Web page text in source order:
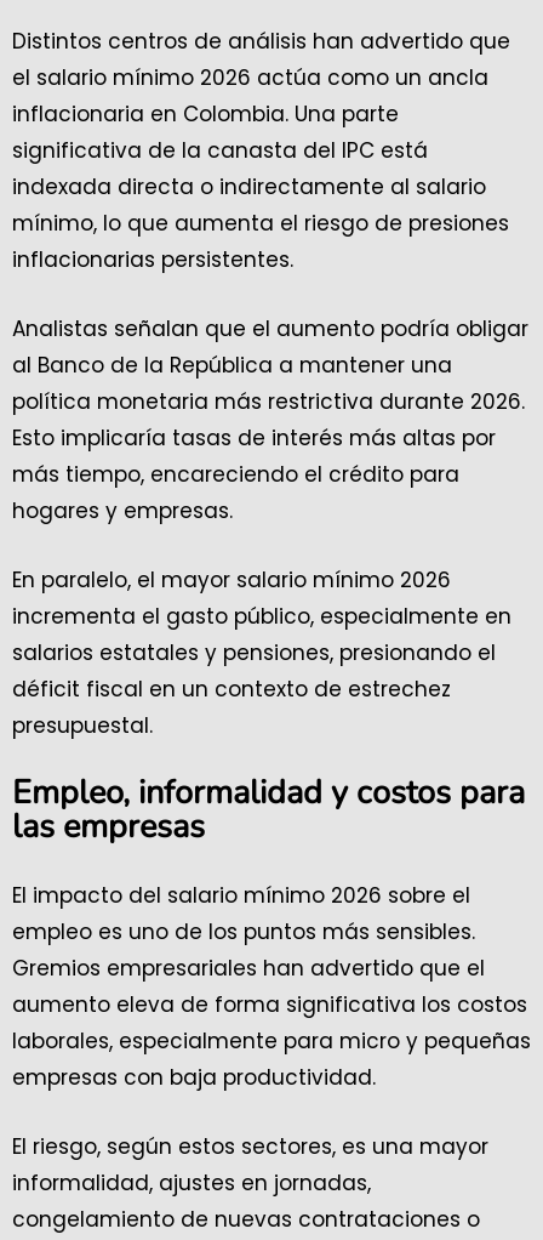
Distintos centros de análisis han advertido que
el salario mínimo 2026 actúa como un ancla
inflacionaria en Colombia. Una parte
significativa de la canasta del IPC está
indexada directa o indirectamente al salario
mínimo, lo que aumenta el riesgo de presiones
inflacionarias persistentes.
Analistas señalan que el aumento podría obligar
al Banco de la República a mantener una
política monetaria más restrictiva durante 2026.
Esto implicaría tasas de interés más altas por
más tiempo, encareciendo el crédito para
hogares y empresas.
En paralelo, el mayor salario mínimo 2026
incrementa el gasto público, especialmente en
salarios estatales y pensiones, presionando el
déficit fiscal en un contexto de estrechez
presupuestal.
Empleo, informalidad y costos para
las empresas
El impacto del salario mínimo 2026 sobre el
empleo es uno de los puntos más sensibles.
Gremios empresariales han advertido que el
aumento eleva de forma significativa los costos
laborales, especialmente para micro y pequeñas
empresas con baja productividad.
El riesgo, según estos sectores, es una mayor
informalidad, ajustes en jornadas,
congelamiento de nuevas contrataciones o